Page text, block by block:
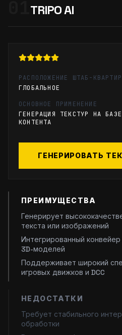
TRIPO AI
РАСПОЛОЖЕНИЕ ШТАБ-
ГЛОБАЛЬНОЕ
ОСНОВНОЕ ПРИМЕНЕНИЕ
ГЕНЕРАЦИЯ ТЕКСТУР НА
КОНТЕНТА
ГЕНЕРИРОВАТЬ
ПРЕИМУЩЕСТВА
Генерирует
текста или изображений
Интегрированный
3D-моделей
Поддерживает широкий
игровых движков и DCC
НЕДОСТАТКИ
Требует стабильного
обработки